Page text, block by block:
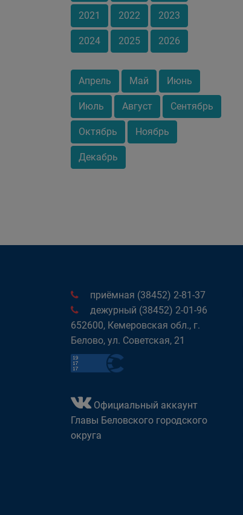
2021 2022 2023
2024 2025 2026
Апрель Май Июнь
Июль Август Сентябрь
Октябрь Ноябрь
Декабрь
приёмная (38452) 2-81-37
дежурный (38452) 2-01-96
652600, Кемеровская обл., г.
Белово, ул. Советская, 21
Официальный аккаунт
Главы Беловского городского
округа